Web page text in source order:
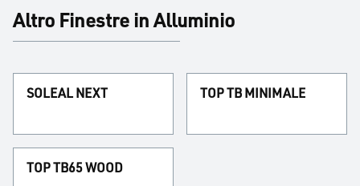
Altro Finestre in Alluminio
SOLEAL NEXT TOP TB MINIMALE
TOP TB65 WOOD